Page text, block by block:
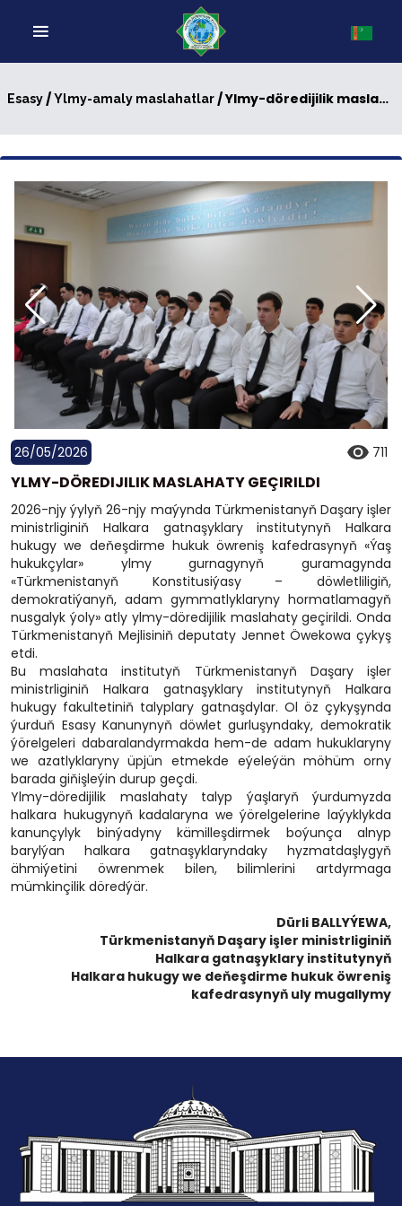
Esasy/Ylmy-amaly maslahatlar/ Ylmy-döredijilik maslahaty geçirildi
26/05/2026 711
YLMY-DÖREDIJILIK MASLAHATY GEÇIRILDI
2026-njy ýylyň 26-njy maýynda Türkmenistanyň Daşary işler
ministrliginiň Halkara gatnaşyklary institutynyň Halkara
hukugy we deňeşdirme hukuk öwreniş kafedrasynyň «Ýaş
hukukçylar» ylmy gurnagynyň guramagynda
«Türkmenistanyň Konstitusiýasy – döwletliligiň,
demokratiýanyň, adam gymmatlyklaryny hormatlamagyň
nusgalyk ýoly» atly ylmy-döredijilik maslahaty geçirildi. Onda
Türkmenistanyň Mejlisiniň deputaty Jennet Öwekowa çykyş
etdi.
Bu maslahata institutyň Türkmenistanyň Daşary işler
ministrliginiň Halkara gatnaşyklary institutynyň Halkara
hukugy fakultetiniň talyplary gatnaşdylar. Ol öz çykyşynda
ýurduň Esasy Kanunynyň döwlet gurluşyndaky, demokratik
ýörelgeleri dabaralandyrmakda hem-de adam hukuklaryny
we azatlyklaryny üpjün etmekde eýeleýän möhüm orny
barada giňişleýin durup geçdi.
Ylmy-döredijilik maslahaty talyp ýaşlaryň ýurdumyzda
halkara hukugynyň kadalaryna we ýörelgelerine laýyklykda
kanunçylyk binýadyny kämilleşdirmek boýunça alnyp
barylýan halkara gatnaşyklaryndaky hyzmatdaşlygyň
ähmiýetini öwrenmek bilen, bilimlerini artdyrmaga
mümkinçilik döredýär.
Dürli BALLYÝEWA,
Türkmenistanyň Daşary işler ministrliginiň
Halkara gatnaşyklary institutynyň
Halkara hukugy we deňeşdirme hukuk öwreniş
kafedrasynyň uly mugallymy